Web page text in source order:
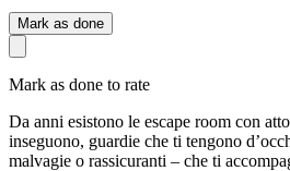
Mark as done
Mark as done to rate
Da anni esistono le escape room con
inseguono, guardie che ti tengono
malvagie o rassicuranti – che ti